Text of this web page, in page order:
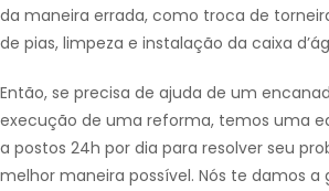
da maneira errada, como troca de
de pias, limpeza e instalação da caixa
Então, se precisa de ajuda de um
execução de uma reforma, temos uma
a postos 24h por dia para resolver seu
melhor maneira possível. Nós te damos